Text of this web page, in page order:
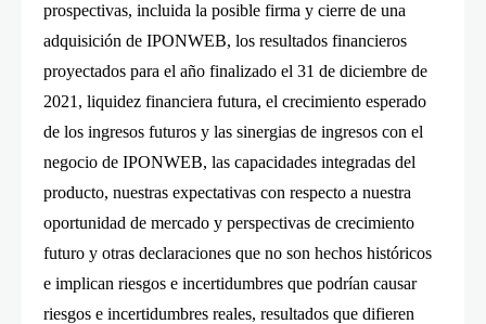
prospectivas, incluida la posible firma y cierre de una
adquisición de IPONWEB, los resultados financieros
proyectados para el año finalizado el 31 de diciembre de
2021, liquidez financiera futura, el crecimiento esperado
de los ingresos futuros y las sinergias de ingresos con el
negocio de IPONWEB, las capacidades integradas del
producto, nuestras expectativas con respecto a nuestra
oportunidad de mercado y perspectivas de crecimiento
futuro y otras declaraciones que no son hechos históricos
e implican riesgos e incertidumbres que podrían causar
riesgos e incertidumbres reales, resultados que difieren